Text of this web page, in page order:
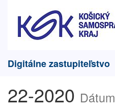
Digitálne zastupiteľstvo
22-2020